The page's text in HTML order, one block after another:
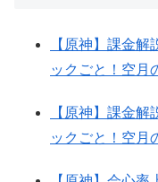
【原神】課金
ックごと！空月
【原神】課金
ックごと！空月